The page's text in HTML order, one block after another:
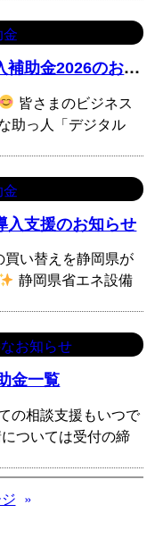
金
【
補助金】デジタル化・AI導入補助金2026のお知らせ
皆さまのビジネス
助っ人「デジタル
金
入支援のお知らせ
買い替えを静岡県が
静岡県省エネ設備
お知らせ
金一覧
の相談支援もいつで
ついては受付の締
»